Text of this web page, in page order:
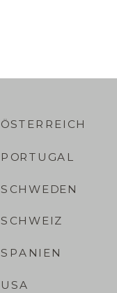
SPANIEN
SCHWEIZ
SCHWEDEN
PORTUGAL
ÖSTERREICH
USA